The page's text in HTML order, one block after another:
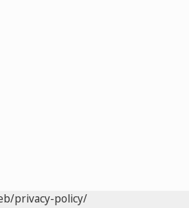
privacy-policy/